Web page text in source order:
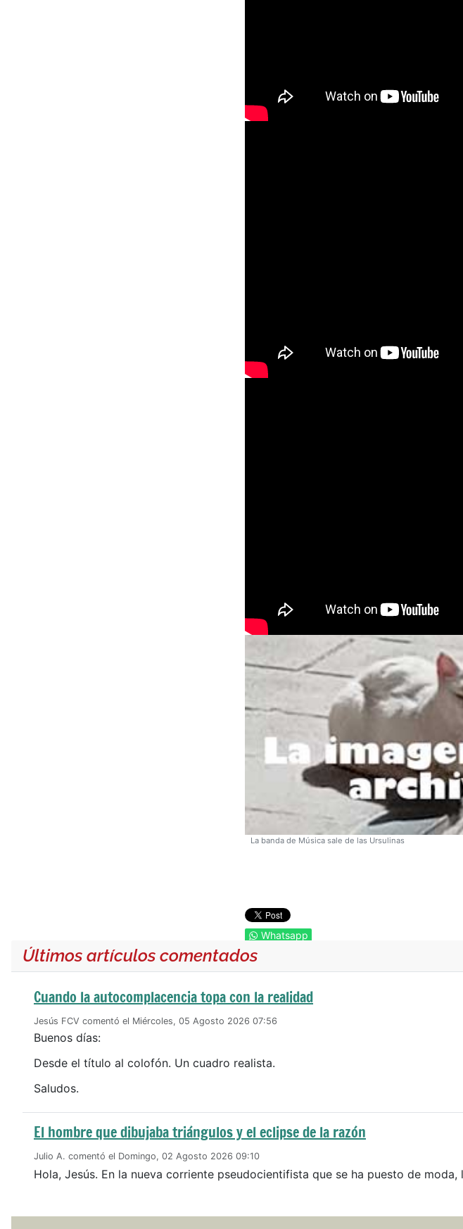
Últimos artículos comentados
Cuando la autocomplacencia topa con la realidad
Jesús FCV comentó el Miércoles, 05 Agosto 2026 07:56
Buenos días:
Desde el título al colofón. Un cuadro realista.
Saludos.
El hombre que dibujaba triángulos y el eclipse de la razón
Julio A. comentó el Domingo, 02 Agosto 2026 09:10
Hola, Jesús. En la nueva corriente pseudocientifista que se ha puesto de
La banda de Música sale de las Ursulinas
Whatsapp